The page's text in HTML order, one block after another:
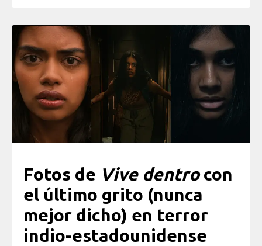
Fotos de Vive dentrocon
el último grito (nunca
mejor dicho) en terror
indio-estadounidense